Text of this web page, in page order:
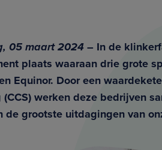
05 maart 2024– In de
plaats waaraan drie grote
Equinor. Door een
(CCS) werken deze bedrijven
de grootste uitdagingen van